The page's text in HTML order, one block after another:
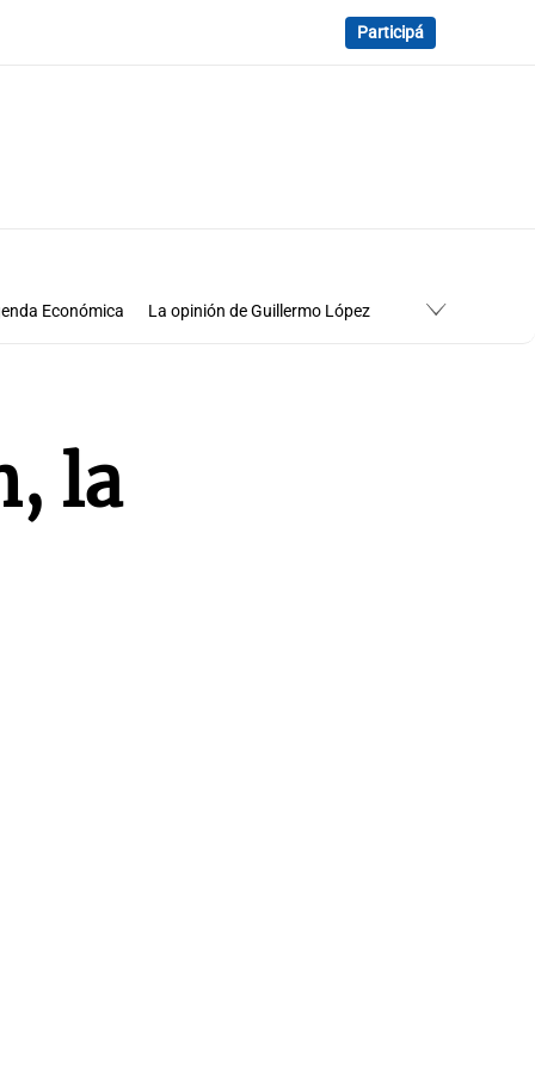
Participá
Económica
La opinión de Guillermo López
la